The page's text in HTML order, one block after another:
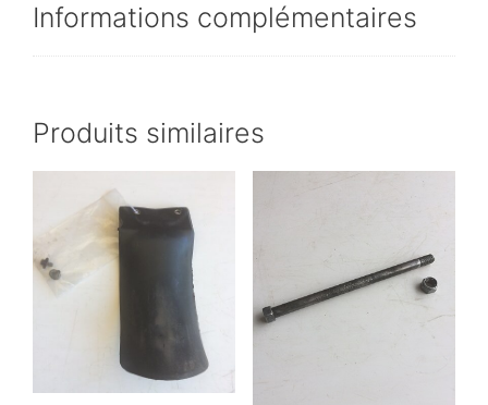
Informations complémentaires
Produits similaires